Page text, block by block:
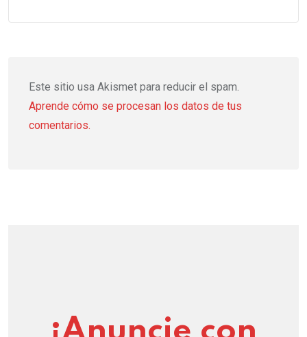
Este sitio usa Akismet para reducir el spam.
Aprende cómo se procesan los datos de tus
comentarios.